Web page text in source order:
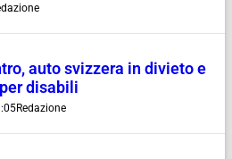
auto svizzera in divieto e
disabili
Redazione